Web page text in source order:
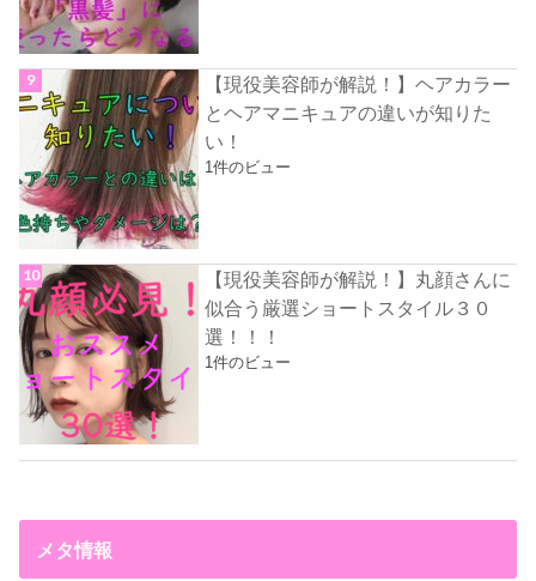
【現役美容師が解説！】ヘアカラー
とヘアマニキュアの違いが知りた
い！
1件のビュー
【現役美容師が解説！】丸顔さんに
似合う厳選ショートスタイル３０
選！！！
1件のビュー
メタ情報